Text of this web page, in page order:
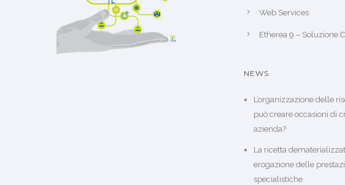
Web Services
Etherea 9 – Soluzione
NEWS
L’organizzazione delle
può creare occasioni di
azienda?
La ricetta
erogazione delle
specialistiche